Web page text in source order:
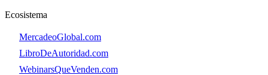
Ecosistema
MercadeoGlobal.com
LibroDeAutoridad.com
WebinarsQueVenden.com